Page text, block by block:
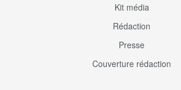
Kit média
Rédaction
Presse
Couverture rédaction